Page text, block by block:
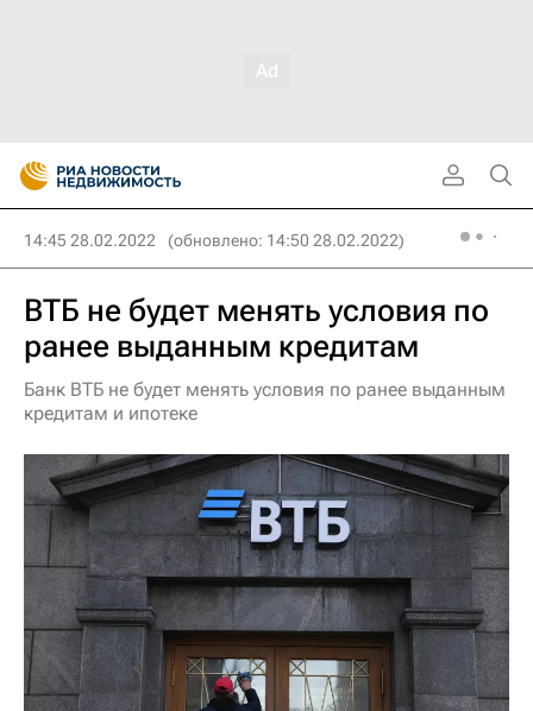
14:45 28.02.2022 (обновлено: 14:50 28.02.2022)
ВТБ не будет менять условия по
ранее выданным кредитам
Банк ВТБ не будет менять условия по ранее выданным
кредитам и ипотеке